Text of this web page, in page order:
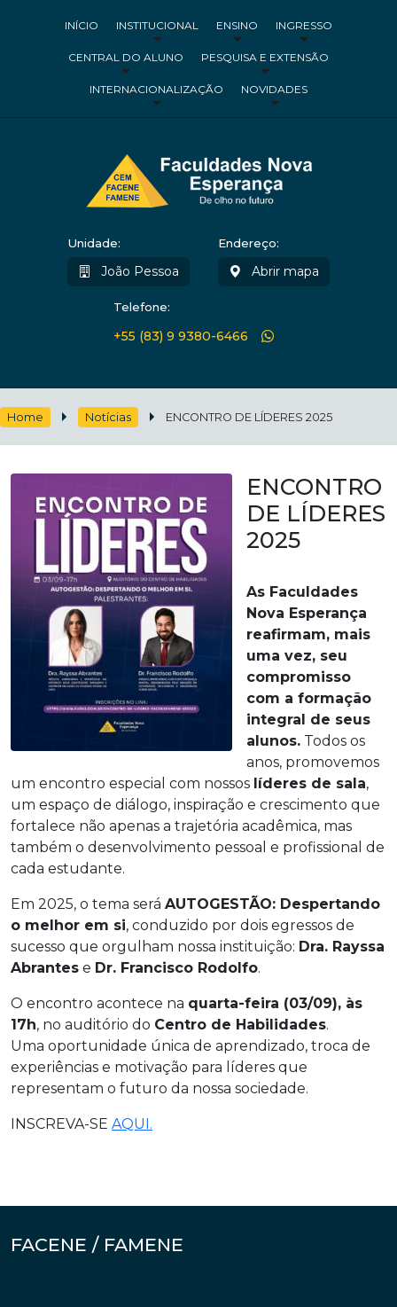
INÍCIO INSTITUCIONAL ENSINO INGRESSO
CENTRAL DO ALUNO PESQUISA E EXTENSÃO
INTERNACIONALIZAÇÃO NOVIDADES
Unidade:
João Pessoa
Endereço:
Abrir mapa
Telefone:
+55 (83) 9 9380-6466
Home Notícias ENCONTRO DE LÍDERES 2025
ENCONTRO
DE LÍDERES
2025
As Faculdades
Nova Esperança
reafirmam, mais
uma vez, seu
compromisso
com a formação
integral de seus
alunos. Todos os
anos, promovemos
um encontro especial com nossos líderes de sala,
um espaço de diálogo, inspiração e crescimento que
fortalece não apenas a trajetória acadêmica, mas
também o desenvolvimento pessoal e profissional de
cada estudante.
Em 2025, o tema será AUTOGESTÃO: Despertando
o melhor em si, conduzido por dois egressos de
sucesso que orgulham nossa instituição: Dra. Rayssa
Abrantes e Dr. Francisco Rodolfo.
O encontro acontece na quarta-feira (03/09), às
17h, no auditório do Centro de Habilidades.
Uma oportunidade única de aprendizado, troca de
experiências e motivação para líderes que
representam o futuro da nossa sociedade.
INSCREVA-SE AQUI.
FACENE / FAMENE